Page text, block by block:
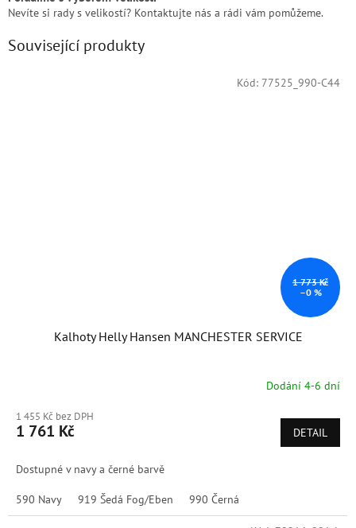
Nevíte si rady s velikostí? Kontaktujte nás a rádi vám pomůžeme.
Související produkty
1 773 Kč
–0 %
Kalhoty Helly Hansen MANCHESTER SERVICE
Dodání 4-6 dní
1 455 Kč bez DPH
1 761 Kč DETAIL
Dostupné v navy a černé barvě
590 Navy 919 Šedá Fog/Eben 990 Černá
Kód: 77525_990-C44